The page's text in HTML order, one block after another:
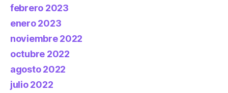
febrero 2023
enero 2023
noviembre 2022
octubre 2022
agosto 2022
julio 2022